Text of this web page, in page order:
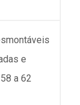
e
a 62